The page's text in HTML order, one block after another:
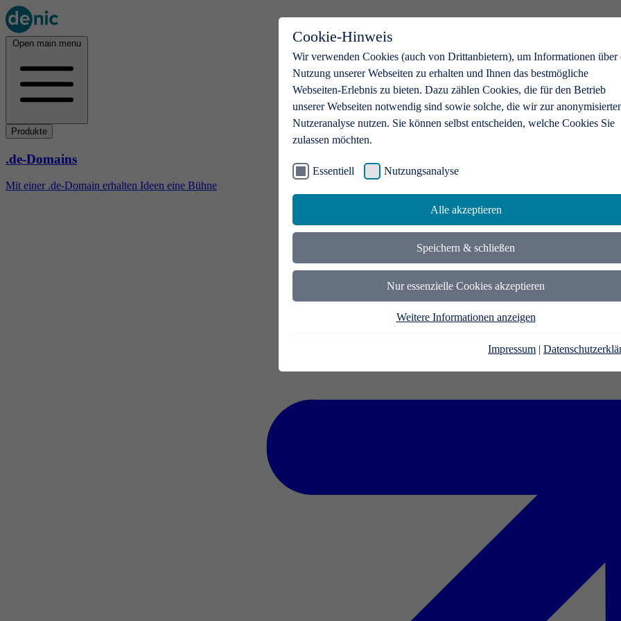
Cookie-Hinweis
Wir verwenden Cookies (auch von Drittanbietern), um Informationen über
Nutzung unserer Webseiten zu erhalten und Ihnen das bestmögliche
Webseiten-Erlebnis zu bieten. Dazu zählen Cookies, die für den Betrieb
unserer Webseiten notwendig sind sowie solche, die wir zur
Nutzeranalyse nutzen. Sie können selbst entscheiden, welche Cookies Sie
zulassen möchten.
Essentiell Nutzungsanalyse
Alle akzeptieren
Speichern & schließen
Nur essenzielle Cookies akzeptieren
Weitere Informationen anzeigen
Impressum |
Open main menu
Produkte
.de-Domains
Mit einer .de-Domain erhalten Ideen eine Bühne